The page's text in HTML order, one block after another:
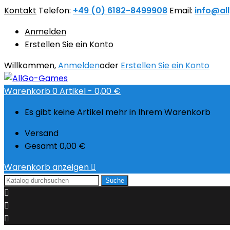
Kontakt Telefon: +49 (0) 6182-8499908 Email:
Anmelden
Erstellen Sie ein Konto
Willkommen,Anmeldenoder Erstellen Sie ein Konto
Warenkorb0Artikel - 0,00 €
Es gibt keine Artikel mehr in Ihrem Warenkorb
Versand
Gesamt 0,00 €
Warenkorb anzeigen 
Suche


